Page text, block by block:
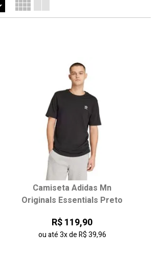
Camiseta Adidas Mn
Originals Essentials Preto
R$ 119,90
ou até3xdeR$ 39,96